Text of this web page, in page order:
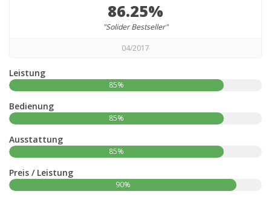
86.25%
"Solider Bestseller"
04/2017
Leistung
85%
Bedienung
85%
Ausstattung
85%
Preis / Leistung
90%